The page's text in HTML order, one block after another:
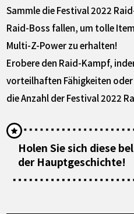
Sammle die Festival 2022
Raid-Boss fallen, um tolle
Multi-Z-Power zu erhalten!
Erobere den Raid-Kampf,
vorteilhaften Fähigkeiten
die Anzahl der Festival 2022
Holen Sie sich diese
der Hauptgeschichte!